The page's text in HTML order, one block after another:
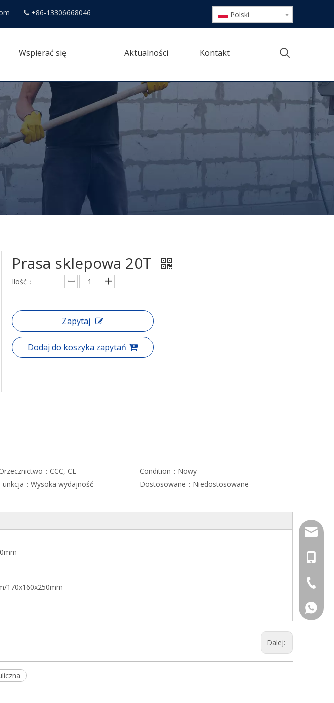
 +86-13306668046 Polski
Wspierać się Aktualności Kontakt
Prasa sklepowa 20T
Ilość：
Zapytaj
Dodaj do koszyka zapytań
： CCC, CE Condition： Nowy
： Wysoka wydajność Dostosowane： Niedostosowane
170x160x250mm
Dalej:
+86-
+86-